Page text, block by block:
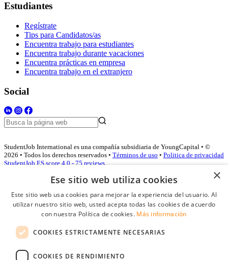
Estudiantes
Regístrate
Tips para Candidatos/as
Encuentra trabajo para estudiantes
Encuentra trabajo durante vacaciones
Encuentra prácticas en empresa
Encuentra trabajo en el extranjero
Social
StudentJob International es una compañía subsidiaria de YoungCapital • ©
2026 • Todos los derechos reservados • Términos de uso • Politica de privacidad
StudentJob ES score 4.0 - 75 reviews
Acceso empresas
Contraseña
×
Ese sitio web utiliza cookies
Este sitio web usa cookies para mejorar la experiencia del usuario. Al
utilizar nuestro sitio web, usted acepta todas las cookies de acuerdo
con nuestra Política de cookies. Más información
COOKIES ESTRICTAMENTE NECESARIAS
COOKIES DE RENDIMIENTO